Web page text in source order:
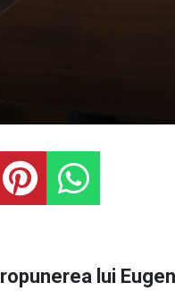
lui